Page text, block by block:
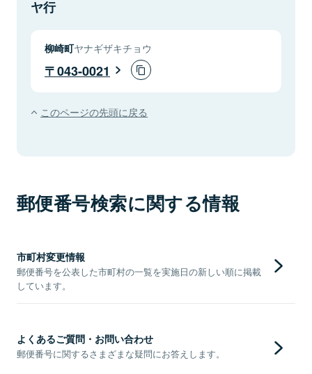
ヤ行
柳崎町ヤナギザキチョウ
043-0021
このページの先頭に戻る
郵便番号検索に関する情報
市町村変更情報
郵便番号を公表した市町村の一覧を実施日の新しい順に掲載
しています。
よくあるご質問・お問い合わせ
郵便番号に関するさまざまな疑問にお答えします。